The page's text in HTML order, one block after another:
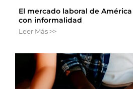
El mercado laboral de
con informalidad
Leer Más >>